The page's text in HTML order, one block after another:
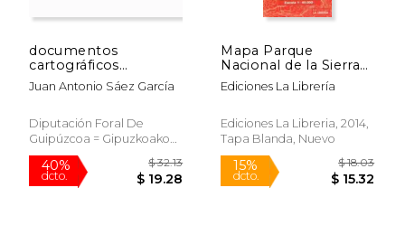
documentos
cartográficos
históricos de
gipuzkoa
Juan Antonio Sáez García
Diputación Foral De
Guipúzcoa = Gipuzkoako
Foru Aldundia, Nuevo
Mapa Parque
Nacional de la Sierra
de Guadarrama
Ediciones La Librería
Ediciones La Libreria, 2014,
Tapa Blanda, Nuevo